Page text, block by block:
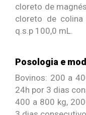
cloreto de
cloreto de
q.s.p 100,0 mL.
Posologia e
Bovinos: 200 a
24h por 3 dias
400 a 800 kg,